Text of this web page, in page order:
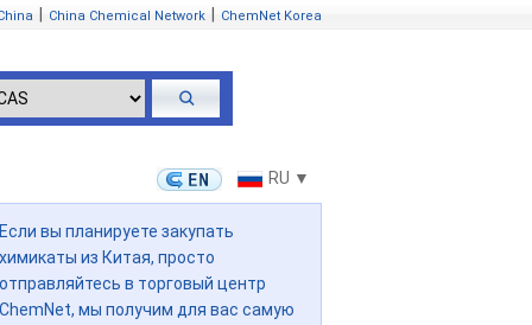
China Chemical Network ChemNet Korea
RU ▼
Если вы планируете закупать
химикаты из Китая, просто
отправляйтесь в торговый центр
ChemNet, мы получим для вас самую